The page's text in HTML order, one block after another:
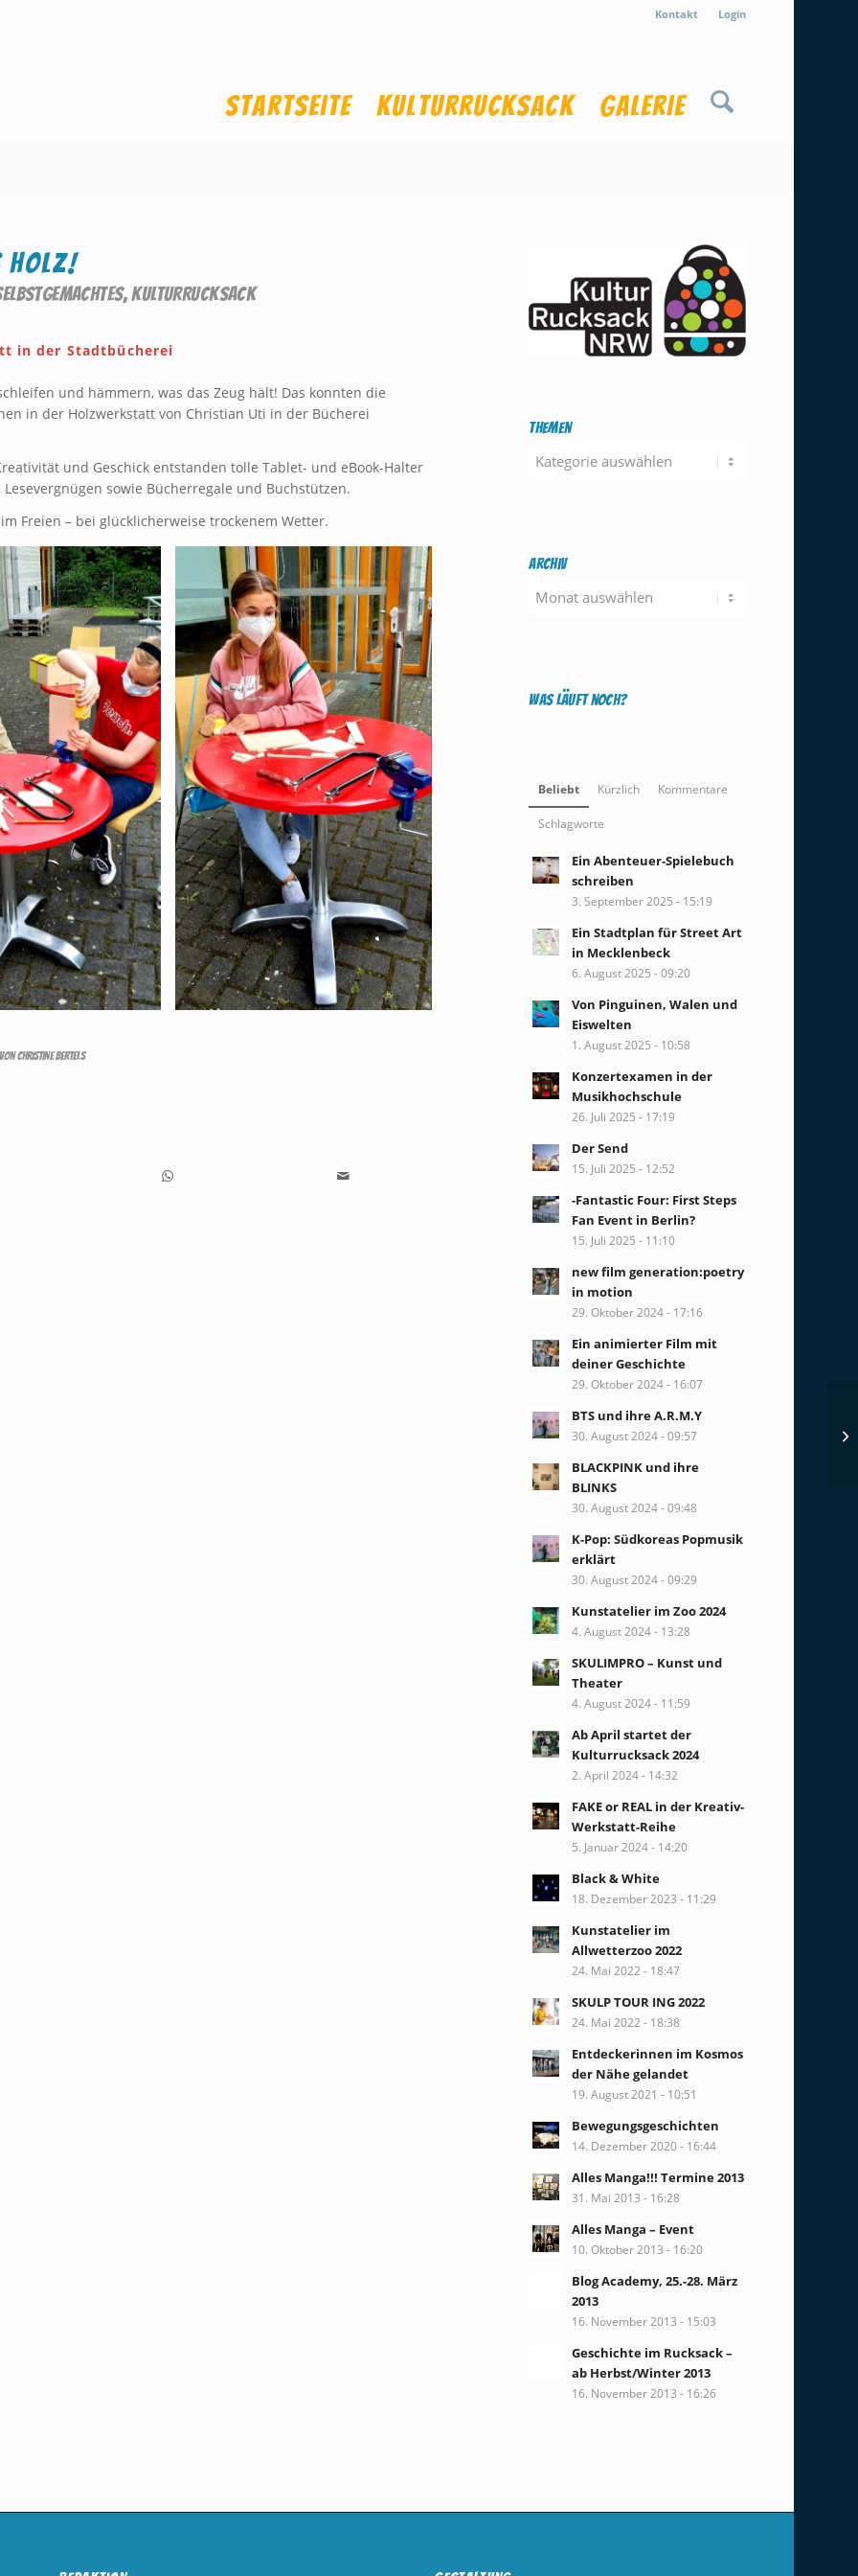
Kontakt Login
Startseite Kulturrucksack Galerie
HOLZ!
,KULTURRUCKSACK
in der Stadtbücherei
und hämmern, was das Zeug hält! Das konnten die
in der Holzwerkstatt von Christian Uti in der Bücherei
und Geschick entstanden tolle Tablet- und eBook-Halter
sowie Bücherregale und Buchstützen.
Freien – bei glücklicherweise trockenem Wetter.
VONCHRISTINE BERTELS
Themen
Themen
Archiv
Was läuft noch?
Beliebt Kürzlich Kommentare
Schlagworte
Ein Abenteuer-Spielebuch
schreiben
3. September 2025 - 15:19
Ein Stadtplan für Street Art
in Mecklenbeck
6. August 2025 - 09:20
Von Pinguinen, Walen und
Eiswelten
1. August 2025 - 10:58
Konzertexamen in der
Musikhochschule
26. Juli 2025 - 17:19
Der Send
15. Juli 2025 - 12:52
-Fantastic Four: First Steps
Fan Event in Berlin?
15. Juli 2025 - 11:10
new film generation:poetry
in motion
29. Oktober 2024 - 17:16
Ein animierter Film mit
deiner Geschichte
29. Oktober 2024 - 16:07
BTS und ihre A.R.M.Y
30. August 2024 - 09:57
BLACKPINK und ihre
BLINKS
30. August 2024 - 09:48
K-Pop: Südkoreas Popmusik
erklärt
30. August 2024 - 09:29
Kunstatelier im Zoo 2024
4. August 2024 - 13:28
SKULIMPRO – Kunst und
Theater
4. August 2024 - 11:59
Ab April startet der
Kulturrucksack 2024
2. April 2024 - 14:32
FAKE or REAL in der Kreativ-
Werkstatt-Reihe
5. Januar 2024 - 14:20
Black & White
18. Dezember 2023 - 11:29
Kunstatelier im
Allwetterzoo 2022
24. Mai 2022 - 18:47
SKULP TOUR ING 2022
24. Mai 2022 - 18:38
Entdeckerinnen im Kosmos
der Nähe gelandet
19. August 2021 - 10:51
Bewegungsgeschichten
14. Dezember 2020 - 16:44
Alles Manga!!! Termine 2013
31. Mai 2013 - 16:28
Alles Manga – Event
10. Oktober 2013 - 16:20
Blog Academy, 25.-28. März
2013
16. November 2013 - 15:03
Geschichte im Rucksack –
ab Herbst/Winter 2013
16. November 2013 - 16:26